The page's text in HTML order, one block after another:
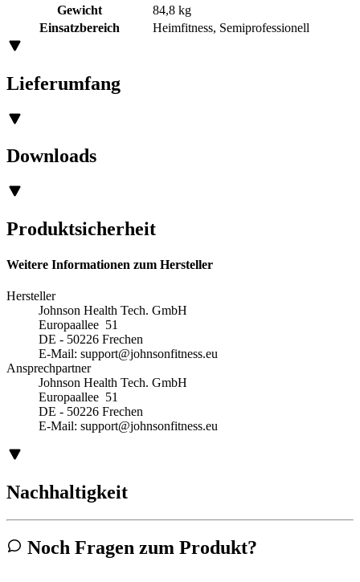
Gewicht
84,8 kg
Einsatzbereich
Heimfitness, Semiprofessionell
Lieferumfang
Downloads
Produktsicherheit
Weitere Informationen zum Hersteller
Hersteller
Johnson Health Tech. GmbH
Europaallee 51
DE - 50226 Frechen
E-Mail: support@johnsonfitness.eu
Ansprechpartner
Johnson Health Tech. GmbH
Europaallee 51
DE - 50226 Frechen
E-Mail: support@johnsonfitness.eu
Nachhaltigkeit
Noch Fragen zum Produkt?